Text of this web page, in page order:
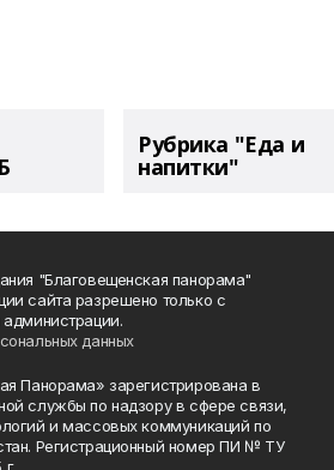
Рубрика "Еда и
напитки"
"Благовещенская панорама"
сайта разрешено только с
данных
Панорама» зарегистрирована в
службы по надзору в сфере связи,
и массовых коммуникаций по
Регистрационный номер ПИ № ТУ